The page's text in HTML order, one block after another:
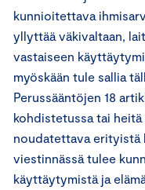
kunnioitettava
yllyttää väkivaltaan,
vastaiseen
myöskään tule sallia
Perussääntöjen 18
kohdistetussa tai
noudatettava erityistä
viestinnässä tulee
käyttäytymistä ja